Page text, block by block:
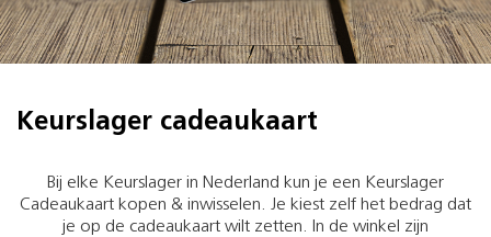
Keurslager cadeaukaart
Bij elke Keurslager in Nederland kun je een Keurslager
Cadeaukaart kopen & inwisselen. Je kiest zelf het bedrag dat
je op de cadeaukaart wilt zetten. In de winkel zijn